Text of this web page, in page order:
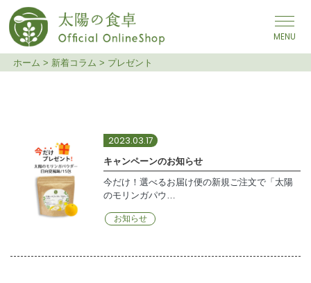
メインナビゲーション
プレゼント
ホーム > 新着コラム > プレゼント
2023.03.17
キャンペーンのお知らせ
今だけ！選べるお届け便の新規ご注文で「太陽
のモリンガパウ…
お知らせ